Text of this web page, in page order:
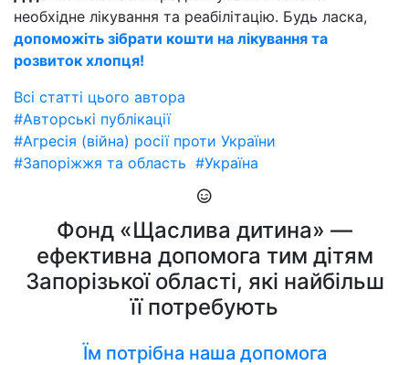
необхідне лікування та реабілітацію. Будь ласка,
допоможіть зібрати кошти на лікування та
розвиток хлопця!
Всі статті цього автора
#Авторські публікації
#Агресія (війна) росії проти України
#Запоріжжя та область #Україна
Фонд «Щаслива дитина» —
ефективна допомога тим дітям
Запорізької області, які найбільш
її потребують
Їм потрібна наша допомога